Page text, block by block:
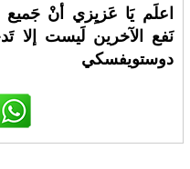
اعلَم يَا عَزيِزي أنْ جَميع
نَفع الآخرين لَيست إلا
دوستويفسكي